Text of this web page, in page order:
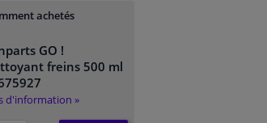
achetés
GO !
freins 500 ml
d'information »